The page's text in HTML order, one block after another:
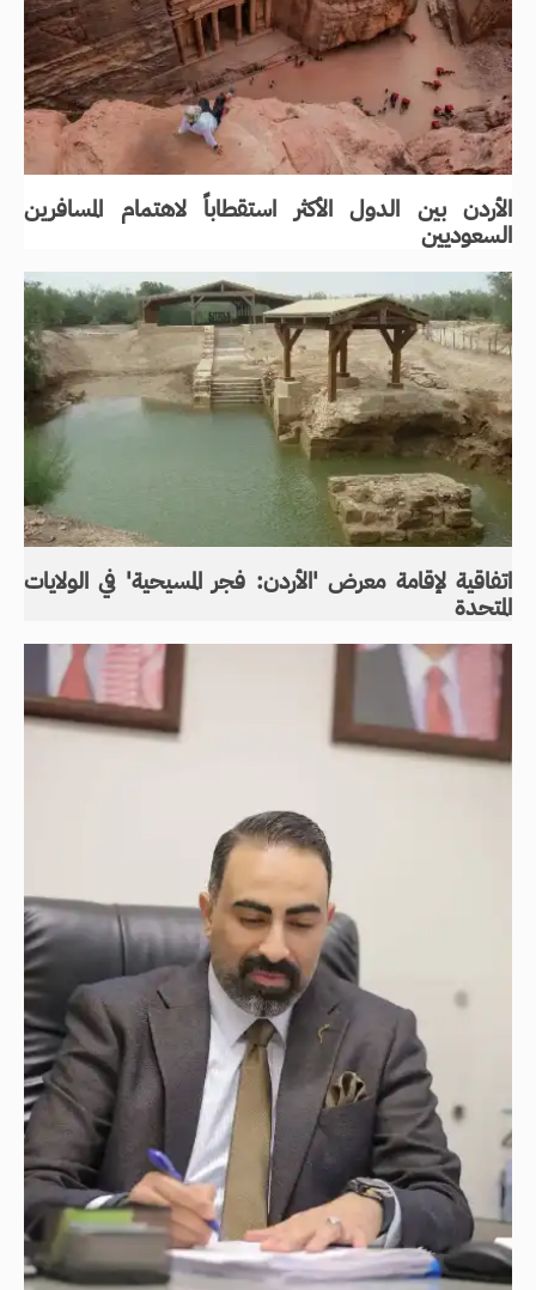
الأردن بين الدول الأكثر استقطاباً لاهتمام المسافرين
السعوديين
اتفاقية لإقامة معرض 'الأردن: فجر المسيحية' في الولايات
المتحدة